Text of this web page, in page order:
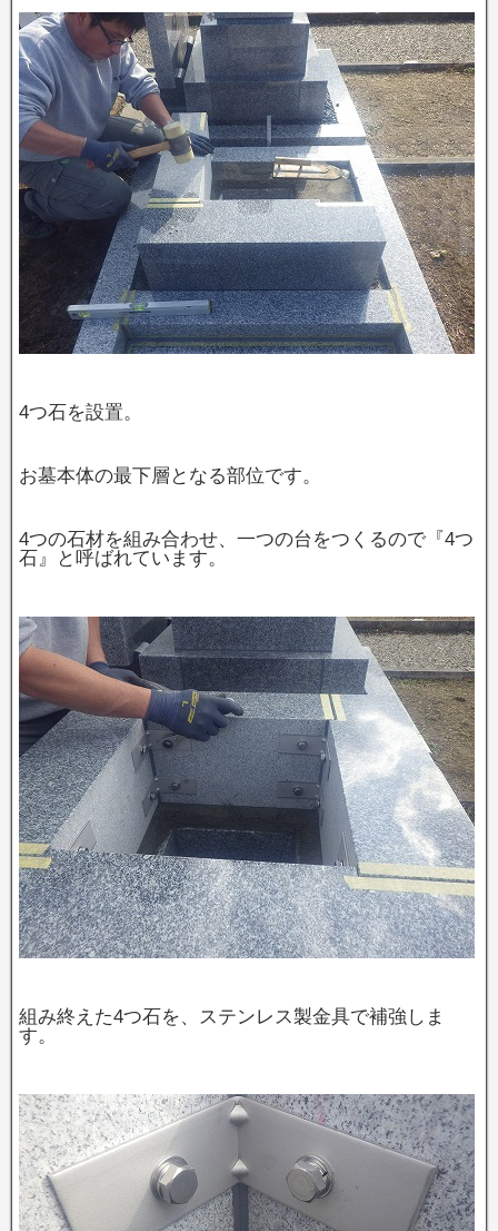
4つ石を設置。
お墓本体の最下層となる部位です。
4つの石材を組み合わせ、一つの台をつくるので『4つ
石』と呼ばれています。
組み終えた4つ石を、ステンレス製金具で補強しま
す。